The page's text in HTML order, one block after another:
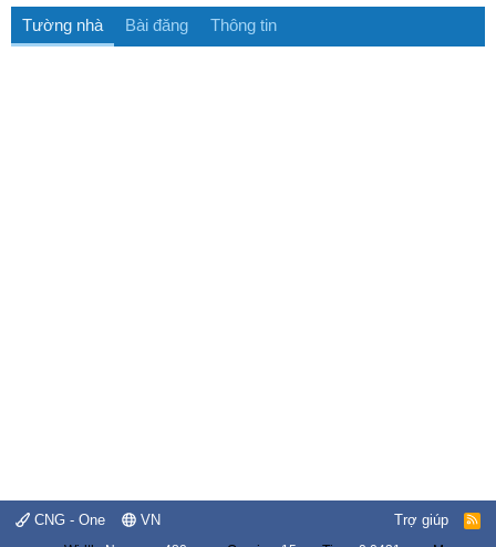
Tường nhà Bài đăng Thông tin
CNG - One VN Trợ giúp
R